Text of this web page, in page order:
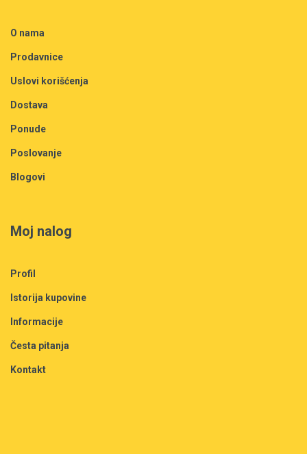
O nama
Prodavnice
Uslovi korišćenja
Dostava
Ponude
Poslovanje
Blogovi
Moj nalog
Profil
Istorija kupovine
Informacije
Česta pitanja
Kontakt